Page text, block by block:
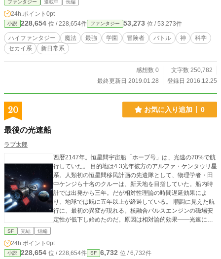
世界の崩壊を食い止めることができるのか、世界の理そのも
のに抗うべく、魔法の成り立ちや仕組みを科学的・化学的に
解明し、彼がたどり着いた答えは――想像を遥かに超える、
まさに驚愕すべき世界の真実が明らかになる。 魔法とは一
体何なのか。 神様とは一体何なのか。 世界とは一体何な
年と、その個性的過ぎる仲間たちによる、魔法と理系（とロ
マンス）が交錯する稀代の北欧ハイファンタジー冒険譚。
ファンタジー 連載中 長編
24h.ポイント 0pt
小説 228,654 位 / 228,654件 ファンタジー 53,273 位 / 53,273件
ハイファンタジー 魔法 最強 学園 冒険者 バトル 神
科学
セカイ系
新日常系
感想数 0
文字数 250,782
最終更新日 2019.01.28
登録日 2016.12.25
20 お気に入り追加 0
最後の光速船
ラプ太郎
西暦2147年。恒星間宇宙船「ホープ号」は、光速の70%で航
行していた。 目的地は4.3光年彼方のアルファ・ケンタウリ星
系。人類初の恒星間移民計画の先遣隊として、物理学者・田
中ケンジら十名のクルーは、新天地を目指していた。船内時
計では出発から三年。だが相対性理論の時間遅延効果によ
り、地球では既に五年以上が経過している。 順調に見えた航
行に、最初の異変が現れる。核融合パルスエンジンの磁場安
定性が低下し始めたのだ。原因は相対論的効果——光速に近
1.4倍に増幅された宇宙線が、超伝導磁場コイルを徐々に破壊
していた。 さらなる脅威が襲う。マイクロブラックホールか
SF 完結 短編
24h.ポイント 0pt
小説 228,654 位 / 228,654件 SF 6,732 位 / 6,732件